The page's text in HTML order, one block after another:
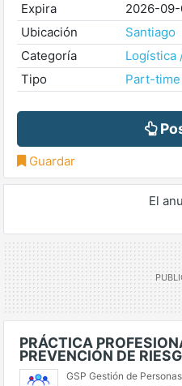
Expira
2026-09-
Ubicación
Santiago
Categoría
Logística
Tipo
Part-
Guardar
El
PRÁCTICA
PREVENCIÓN DE
GSP Gestión de Personas